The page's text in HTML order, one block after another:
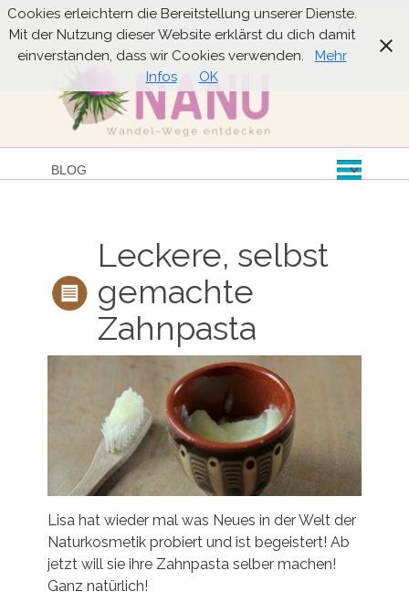
Suche
Leckere, selbst
gemachte
Zahnpasta
Lisa hat wieder mal was Neues in der Welt der
Naturkosmetik probiert und ist begeistert! Ab
jetzt will sie ihre Zahnpasta selber machen!
Ganz natürlich!
Cookies erleichtern die Bereitstellung unserer Dienste.
Mit der Nutzung dieser Website erklärst du dich damit
einverstanden, dass wir Cookies verwenden.
Mehr
Infos
OK